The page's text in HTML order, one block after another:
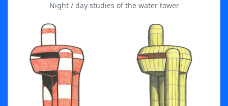
Night / day studies of the water tower